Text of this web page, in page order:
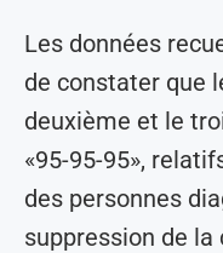
Les données
de constater que
deuxième et le
«95-95-95»,
des personnes
suppression de la